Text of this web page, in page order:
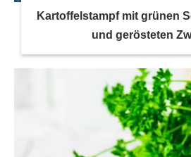
Kartoffelstampf mit grünen
und gerösteten